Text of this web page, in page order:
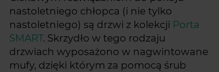
nastoletniego chłopca (i nie tylko
nastoletniego) są drzwi z kolekcji Porta
SMART. Skrzydło w tego rodzaju
drzwiach wyposażono w nagwintowane
mufy, dzięki którym za pomocą śrub